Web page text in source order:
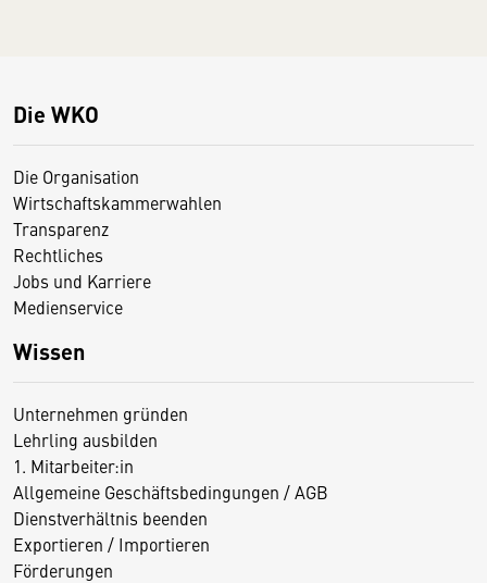
Die WKO
Die Organisation
Wirtschaftskammerwahlen
Transparenz
Rechtliches
Jobs und Karriere
Medienservice
Wissen
Unternehmen gründen
Lehrling ausbilden
1. Mitarbeiter:in
Allgemeine Geschäftsbedingungen / AGB
Dienstverhältnis beenden
Exportieren / Importieren
Förderungen